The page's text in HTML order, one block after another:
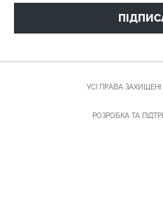
УСІ ПРАВА ЗАХИЩЕНІ
РОЗРОБКА ТА